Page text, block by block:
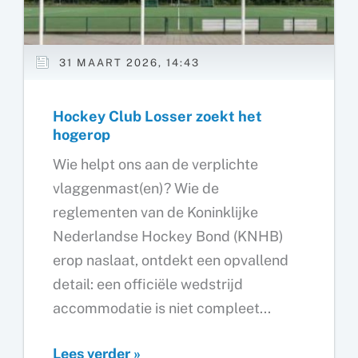
31 MAART 2026, 14:43
Hockey Club Losser zoekt het
hogerop
Wie helpt ons aan de verplichte
vlaggenmast(en)? Wie de
reglementen van de Koninklijke
Nederlandse Hockey Bond (KNHB)
erop naslaat, ontdekt een opvallend
detail: een officiële wedstrijd
accommodatie is niet compleet...
Hockey
Lees verder »